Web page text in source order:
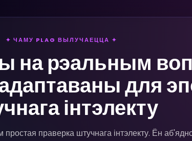
✦ ЧАМУ PLAG ВЫЛУЧАЕЦЦА ✦
на рэальным
для
інтэлекту
праверка штучнага інтэлекту. Ён